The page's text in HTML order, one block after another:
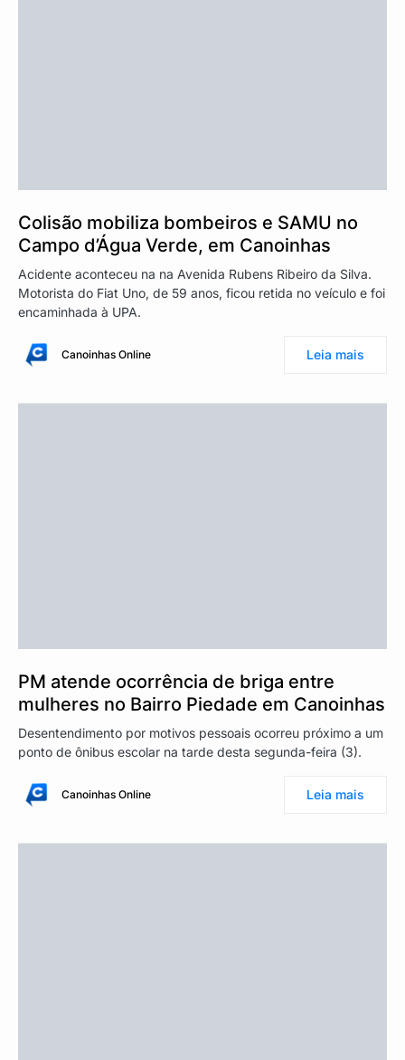
Colisão mobiliza bombeiros e SAMU no
Campo d’Água Verde, em Canoinhas
Acidente aconteceu na na Avenida Rubens Ribeiro da Silva.
Motorista do Fiat Uno, de 59 anos, ficou retida no veículo e foi
encaminhada à UPA.
Canoinhas Online Leia mais
PM atende ocorrência de briga entre
mulheres no Bairro Piedade em Canoinhas
Desentendimento por motivos pessoais ocorreu próximo a um
ponto de ônibus escolar na tarde desta segunda-feira (3).
Canoinhas Online Leia mais